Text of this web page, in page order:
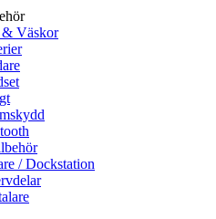
& Väskor
/ Dockstation